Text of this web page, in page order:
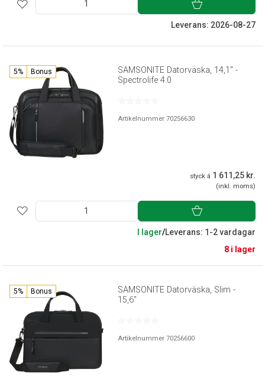
Leverans: 2026-08-27
5% Bonus
SAMSONITE Datorväska, 14,1" -
Spectrolife 4.0
Artikelnummer 70256630
styck á 1 611,25 kr.
(inkl. moms)
I lager/Leverans: 1-2 vardagar
8 i lager
5% Bonus
SAMSONITE Datorväska, Slim -
15,6"
Artikelnummer 70256600